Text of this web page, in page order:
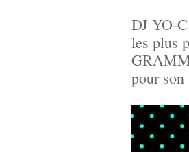
DJ YO-
les plus
pour son